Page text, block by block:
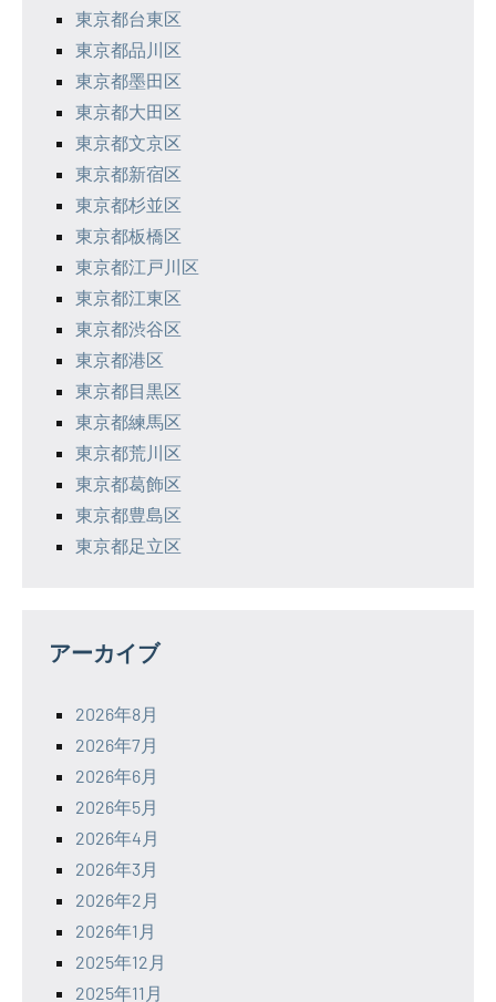
東京都台東区
東京都品川区
東京都墨田区
東京都大田区
東京都文京区
東京都新宿区
東京都杉並区
東京都板橋区
東京都江戸川区
東京都江東区
東京都渋谷区
東京都港区
東京都目黒区
東京都練馬区
東京都荒川区
東京都葛飾区
東京都豊島区
東京都足立区
アーカイブ
2026年8月
2026年7月
2026年6月
2026年5月
2026年4月
2026年3月
2026年2月
2026年1月
2025年12月
2025年11月